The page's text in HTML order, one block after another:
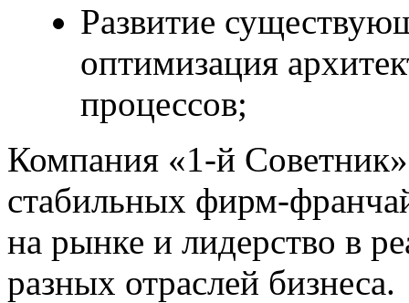
Развитие
оптимизация
процессов;
Компания «1-й
стабильных фирм-
на рынке и лидерство в
разных отраслей бизнеса.